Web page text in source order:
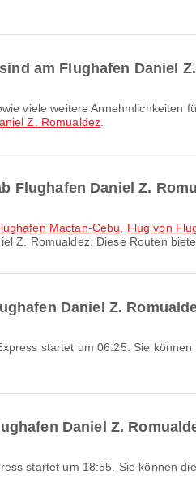
am Flughafen Daniel
Z. Romualdez
Flughafen Daniel Z.
Mactan-Cebu
Flug von
Z. Romualdez. Diese Routen
Daniel Z.
Daniel Z.